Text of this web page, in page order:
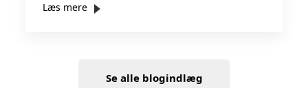
Læs mere
Se alle blogindlæg